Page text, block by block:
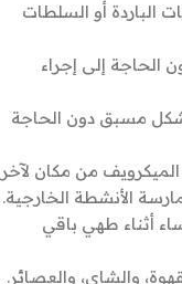
الباردة أو السلطات
الحاجة إلى إجراء
مسبق دون الحاجة
من مكان لآخر
الأنشطة الخارجية.
أثناء طهي باقي
والشاي، والعصائر.